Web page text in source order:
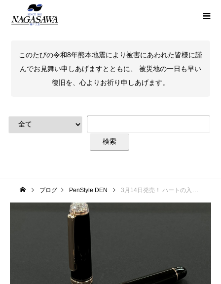
このたびの令和8年熊本地震により被害にあわれた皆様に謹
んでお見舞い申しあげますとともに、 被災地の一日も早い
復旧を、心よりお祈り申しあげます。
ブログ PenStyle DEN 3月14日発売！ ハートの入った万年筆 数量限定モデル #3776センチュリー『シェイプ・オブ・ハート』